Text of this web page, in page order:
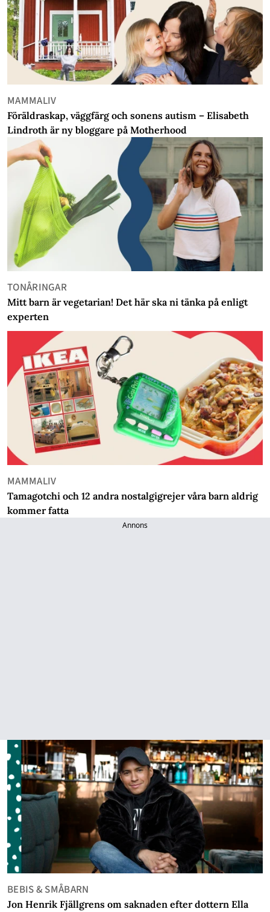
MAMMALIV
Föräldraskap, väggfärg och sonens autism – Elisabeth
Lindroth är ny bloggare på Motherhood
TONÅRINGAR
Mitt barn är vegetarian! Det här ska ni tänka på enligt
experten
MAMMALIV
Tamagotchi och 12 andra nostalgigrejer våra barn aldrig
kommer fatta
Annons
BEBIS & SMÅBARN
Jon Henrik Fjällgrens om saknaden efter dottern Ella